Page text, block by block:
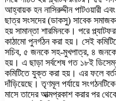
আহ্বায়ক হন নাসিরুদ্দীন পাটওয়ারী
ছাত্র সংসদের (ডাকসু) সাবেক
হয় সামান্তা শারমিনকে। পরে
কাঠামো পুনর্গঠন করা হয়। সেই
সচিব, ৫ জনকে সহ-মুখপাত্র, ৪
হয়। এ ছাড়া সর্বশেষ গত ১৮ই
কমিটিতে যুক্ত করা হয়। এর ফলে
দাঁড়িয়েছে। তৃণমূল পর্যায়ে
মাসে তাদের আত্মপ্রকাশ করার পর